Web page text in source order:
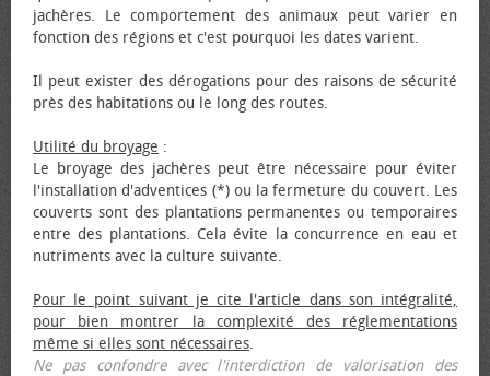
jachères. Le comportement des animaux peut varier en
fonction des régions et c'est pourquoi les dates varient.
Il peut exister des dérogations pour des raisons de sécurité
près des habitations ou le long des routes.
Utilité du broyage :
Le broyage des jachères peut être nécessaire pour éviter
l'installation d'adventices (*) ou la fermeture du couvert. Les
couverts sont des plantations permanentes ou temporaires
entre des plantations. Cela évite la concurrence en eau et
nutriments avec la culture suivante.
Pour le point suivant je cite l'article dans son intégralité,
pour bien montrer la complexité des réglementations
même si elles sont nécessaires.
Ne pas confondre avec l'interdiction de valorisation des